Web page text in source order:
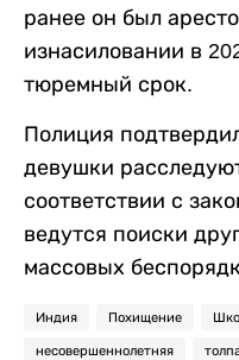
ранее он был
изнасиловании в
тюремный срок.
Полиция
девушки
соответствии с
ведутся поиски
массовых
Индия Похищение
несовершеннолетняя